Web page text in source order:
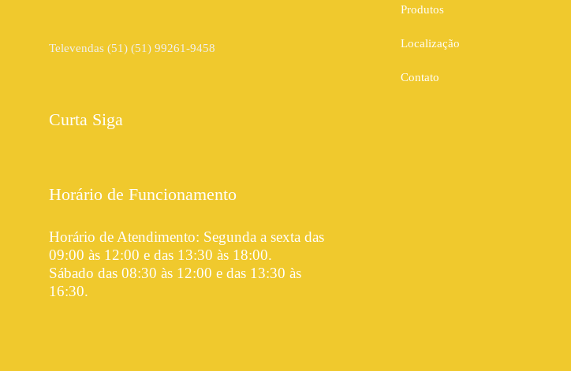
Televendas (51) (51) 99261-9458
Curta Siga
Horário de Funcionamento
Horário de Atendimento: Segunda a sexta das
09:00 às 12:00 e das 13:30 às 18:00.
Sábado das 08:30 às 12:00 e das 13:30 às
16:30.
Produtos
Localização
Contato